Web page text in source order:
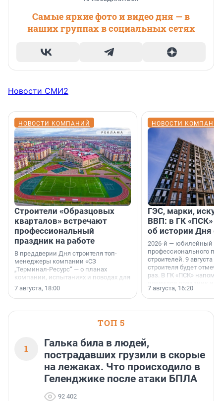
Самые яркие фото и видео дня — в
наших группах в социальных сетях
Новости СМИ2
НОВОСТИ КОМПАНИЙ
Строители «Образцовых
кварталов» встречают
профессиональный
праздник на работе
В преддверии Дня строителя топ-
менеджеры компании «СЗ
„Терминал-Ресурс“ — о планах
компании, испытаниях и поводах для
осторожного оптимизма.
7 августа, 18:00
НОВОСТИ
ГЭС, марки,
ВВП: в ГК «ПСК»
об истории Дня
2026-й — юбилейный
профессионального
строителей. 9 августа
строителя будет
раз. В ГК «ПСК»
поменялась роль
7 августа, 16:20
ТОП 5
1
Галька била в людей,
пострадавших грузили в скорые
на лежаках. Что происходило в
Геленджике после атаки БПЛА
92 402